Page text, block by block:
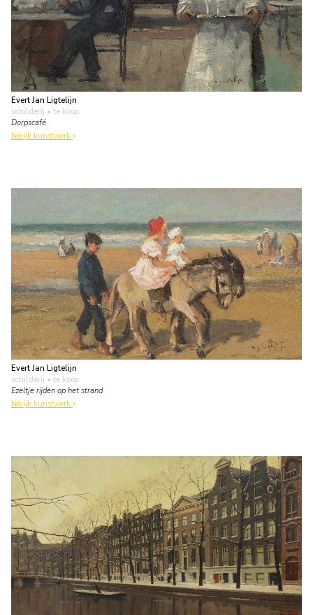
Evert Jan Ligtelijn
schilderij • te koop
Dorpscafé
bekijk kunstwerk
Evert Jan Ligtelijn
schilderij • te koop
Ezeltje rijden op het strand
bekijk kunstwerk